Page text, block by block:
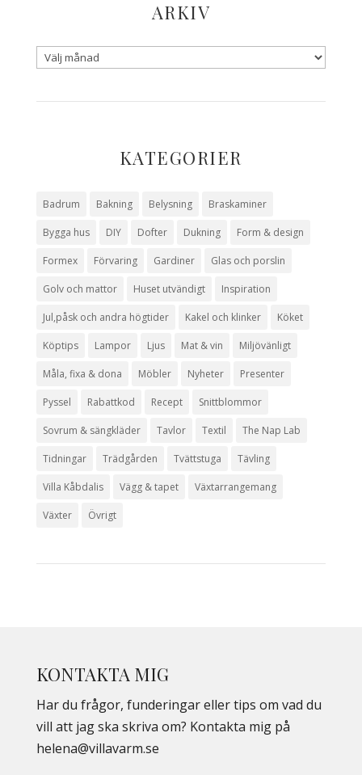
ARKIV
KATEGORIER
Badrum Bakning Belysning Braskaminer
Bygga hus DIY Dofter Dukning Form & design
Formex Förvaring Gardiner Glas och porslin
Golv och mattor Huset utvändigt Inspiration
Jul,påsk och andra högtider Kakel och klinker Köket
Köptips Lampor Ljus Mat & vin Miljövänligt
Måla, fixa & dona Möbler Nyheter Presenter
Pyssel Rabattkod Recept Snittblommor
Sovrum & sängkläder Tavlor Textil The Nap Lab
Tidningar Trädgården Tvättstuga Tävling
Villa Kåbdalis Vägg & tapet Växtarrangemang
Växter Övrigt
KONTAKTA MIG
Har du frågor, funderingar eller tips om vad du
vill att jag ska skriva om? Kontakta mig på
helena@villavarm.se